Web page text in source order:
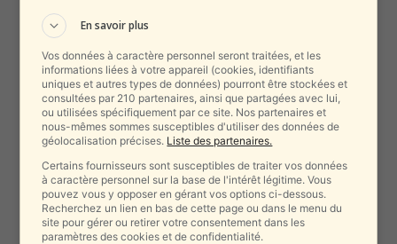
En savoir plus
Vos données à caractère personnel seront traitées, et les
informations liées à votre appareil (cookies, identifiants
uniques et autres types de données) pourront être stockées et
consultées par 210 partenaires, ainsi que partagées avec lui,
ou utilisées spécifiquement par ce site. Nos partenaires et
nous-mêmes sommes susceptibles d'utiliser des données de
géolocalisation précises. Liste des partenaires.
Certains fournisseurs sont susceptibles de traiter vos données
à caractère personnel sur la base de l'intérêt légitime. Vous
pouvez vous y opposer en gérant vos options ci-dessous.
Recherchez un lien en bas de cette page ou dans le menu du
site pour gérer ou retirer votre consentement dans les
paramètres des cookies et de confidentialité.